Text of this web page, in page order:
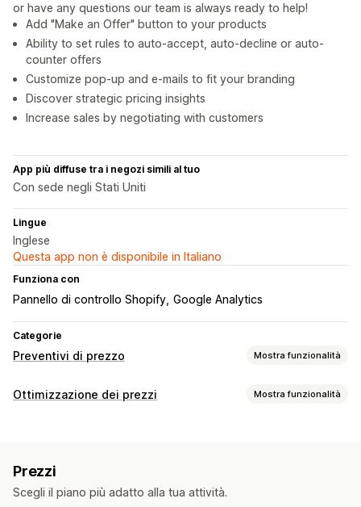
or have any questions our team is always ready to help!
Add "Make an Offer" button to your products
Ability to set rules to auto-accept, auto-decline or auto-
counter offers
Customize pop-up and e-mails to fit your branding
Discover strategic pricing insights
Increase sales by negotiating with customers
App più diffuse tra i negozi simili al tuo
Con sede negli Stati Uniti
Lingue
Inglese
Questa app non è disponibile in Italiano
Funziona con
Pannello di controllo Shopify Google Analytics
Categorie
Preventivi di prezzo Mostra funzionalità
Regole di determinazione dei prezzi
Approvazione automatica
Regole personalizzate
Ottimizzazione dei prezzi Mostra funzionalità
Prezzi personalizzati
Negoziazione dei prezzi
Prezzi
Scegli il piano più adatto alla tua attività.